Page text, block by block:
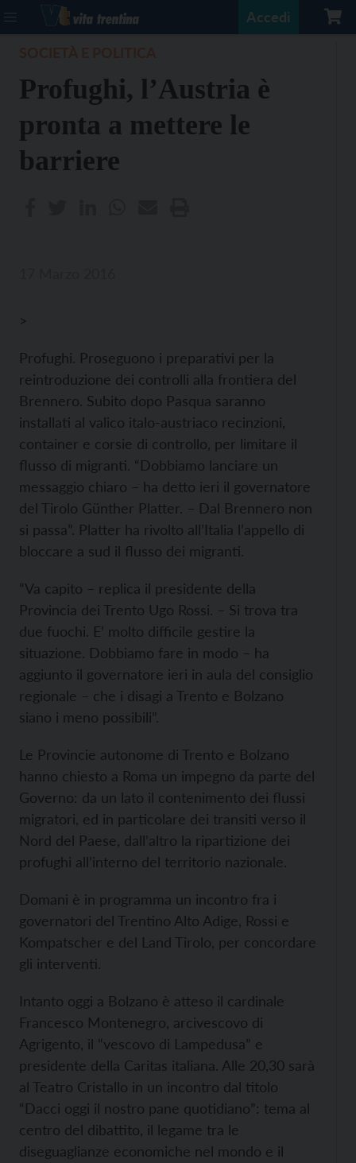
Accedi
Profughi, l’Austria è
pronta a mettere le
barriere
>
Profughi. Proseguono i preparativi per la
reintroduzione dei controlli alla frontiera del
Brennero. Subito dopo Pasqua saranno
installati al valico italo-austriaco recinzioni,
container e corsie di controllo, per limitare il
flusso di migranti. “Dobbiamo lanciare un
messaggio chiaro – ha detto ieri il governatore
del Tirolo Günther Platter. – Dal Brennero non
si passa”. Platter ha rivolto all’Italia l’appello di
bloccare a sud il flusso dei migranti.
“Va capito – replica il presidente della
Provincia dei Trento Ugo Rossi. – Si trova tra
due fuochi. E’ molto difficile gestire la
situazione. Dobbiamo fare in modo – ha
aggiunto il governatore ieri in aula del consiglio
regionale – che i disagi a Trento e Bolzano
siano i meno possibili”.
Le Provincie autonome di Trento e Bolzano
hanno chiesto a Roma un impegno da parte del
Governo: da un lato il contenimento dei flussi
migratori, ed in particolare dei transiti verso il
Nord del Paese, dall’altro la ripartizione dei
profughi all’interno del territorio nazionale.
Domani è in programma un incontro fra i
governatori del Trentino Alto Adige, Rossi e
Kompatscher e del Land Tirolo, per concordare
gli interventi.
Intanto oggi a Bolzano è atteso il cardinale
Francesco Montenegro, arcivescovo di
Agrigento, il “vescovo di Lampedusa” e
presidente della Caritas italiana. Alle 20,30 sarà
al Teatro Cristallo in un incontro dal titolo
“Dacci oggi il nostro pane quotidiano”: tema al
centro del dibattito, il legame tra le
diseguaglianze economiche nel mondo e il